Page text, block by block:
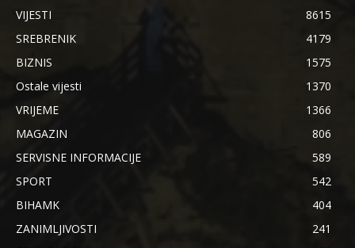
VIJESTI
8615
SREBRENIK
4179
BIZNIS
1575
Ostale vijesti
1370
VRIJEME
1366
MAGAZIN
806
SERVISNE INFORMACIJE
589
SPORT
542
BIHAMK
404
ZANIMLJIVOSTI
241